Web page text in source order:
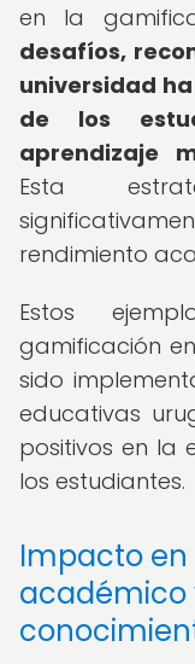
en la
desafíos,
universidad
de los
aprendizaje
Esta
rendimiento
Estos
gamificación
sido
educativas
positivos en la
los estudiantes.
Impacto
académico